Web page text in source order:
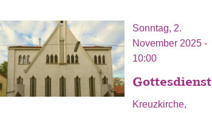
Sonntag, 2.
November 2025 -
10:00
Gottesdienst
Kreuzkirche,